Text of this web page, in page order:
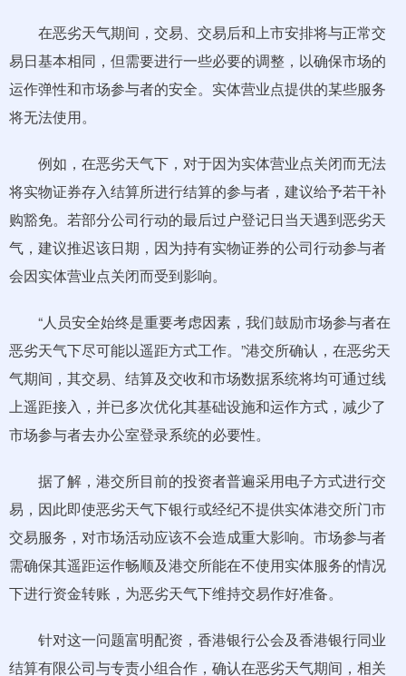
在恶劣天气期间，交易、交易后和上市安排将与正常交
易日基本相同，但需要进行一些必要的调整，以确保市场的
运作弹性和市场参与者的安全。实体营业点提供的某些服务
将无法使用。
例如，在恶劣天气下，对于因为实体营业点关闭而无法
将实物证券存入结算所进行结算的参与者，建议给予若干补
购豁免。若部分公司行动的最后过户登记日当天遇到恶劣天
气，建议推迟该日期，因为持有实物证券的公司行动参与者
会因实体营业点关闭而受到影响。
“人员安全始终是重要考虑因素，我们鼓励市场参与者在
恶劣天气下尽可能以遥距方式工作。”港交所确认，在恶劣天
气期间，其交易、结算及交收和市场数据系统将均可通过线
上遥距接入，并已多次优化其基础设施和运作方式，减少了
市场参与者去办公室登录系统的必要性。
据了解，港交所目前的投资者普遍采用电子方式进行交
易，因此即使恶劣天气下银行或经纪不提供实体港交所门市
交易服务，对市场活动应该不会造成重大影响。市场参与者
需确保其遥距运作畅顺及港交所能在不使用实体服务的情况
下进行资金转账，为恶劣天气下维持交易作好准备。
针对这一问题富明配资，香港银行公会及香港银行同业
结算有限公司与专责小组合作，确认在恶劣天气期间，相关